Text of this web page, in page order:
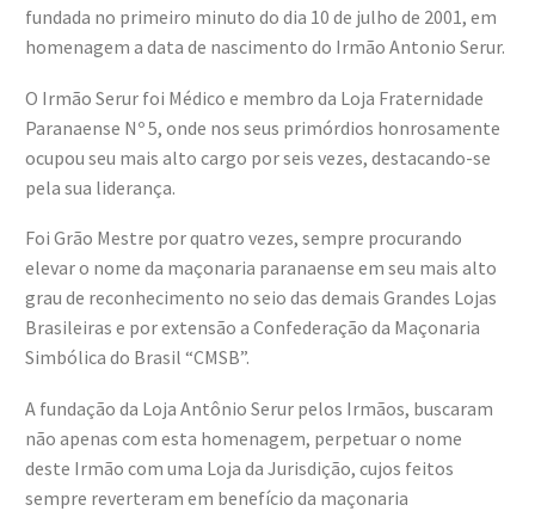
fundada no primeiro minuto do dia 10 de julho de 2001, em
homenagem a data de nascimento do Irmão Antonio Serur.
O Irmão Serur foi Médico e membro da Loja Fraternidade
Paranaense Nº 5, onde nos seus primórdios honrosamente
ocupou seu mais alto cargo por seis vezes, destacando-se
pela sua liderança.
Foi Grão Mestre por quatro vezes, sempre procurando
elevar o nome da maçonaria paranaense em seu mais alto
grau de reconhecimento no seio das demais Grandes Lojas
Brasileiras e por extensão a Confederação da Maçonaria
Simbólica do Brasil “CMSB”.
A fundação da Loja Antônio Serur pelos Irmãos, buscaram
não apenas com esta homenagem, perpetuar o nome
deste Irmão com uma Loja da Jurisdição, cujos feitos
sempre reverteram em benefício da maçonaria